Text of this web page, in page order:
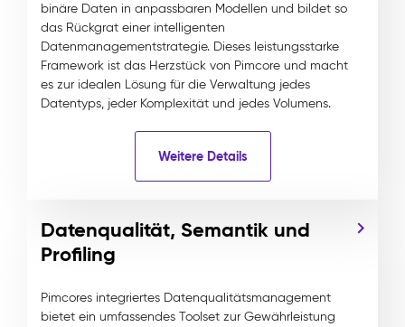
binäre Daten in anpassbaren Modellen und bildet so
das Rückgrat einer intelligenten
Datenmanagementstrategie. Dieses leistungsstarke
Framework ist das Herzstück von Pimcore und macht
es zur idealen Lösung für die Verwaltung jedes
Datentyps, jeder Komplexität und jedes Volumens.
Weitere Details
Datenqualität, Semantik und
Profiling
Pimcores integriertes Datenqualitätsmanagement
bietet ein umfassendes Toolset zur Gewährleistung